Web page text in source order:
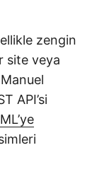
zengin
site veya
API’si